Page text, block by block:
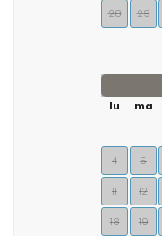
28 29
lu
ma
4 5
11 12
18 19